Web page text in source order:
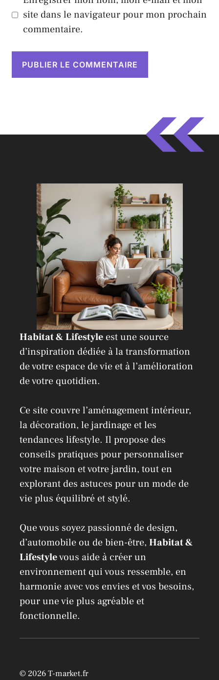
site dans le navigateur pour mon prochain
commentaire.
e
Habitat & Lifestyle est une source
d’inspiration dédiée à la transformation
de votre espace de vie et à l’amélioration
de votre quotidien.
Ce site couvre l’aménagement intérieur,
la décoration, le jardinage et les
tendances lifestyle. Il propose des
conseils pratiques pour personnaliser
votre maison et votre jardin, tout en
explorant des astuces pour un mode de
vie plus équilibré et stylé.
Que vous soyez passionné de design,
d’automobile ou de bien-être, Habitat &
Lifestylevous aide à créer un
environnement qui vous ressemble, en
harmonie avec vos envies et vos besoins,
pour une vie plus agréable et
fonctionnelle.
© 2026 T-market.fr